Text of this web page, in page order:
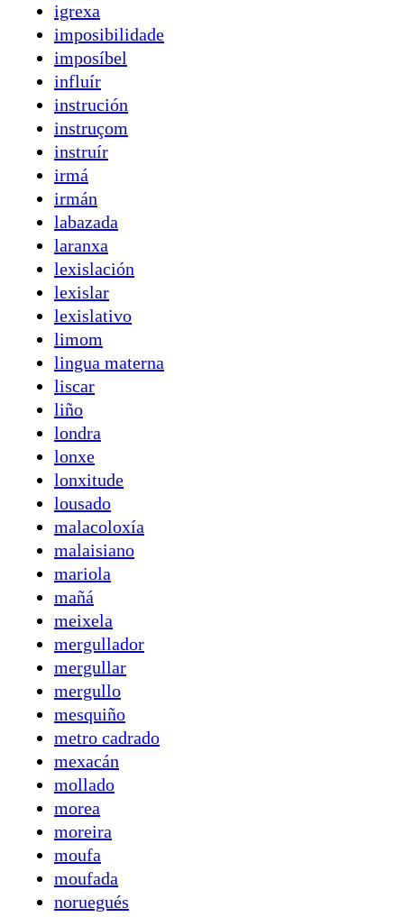
igrexa
imposibilidade
imposíbel
influír
instrución
instruçom
instruír
irmá
irmán
labazada
laranxa
lexislación
lexislar
lexislativo
limom
lingua materna
liscar
liño
londra
lonxe
lonxitude
lousado
malacoloxía
malaisiano
mariola
mañá
meixela
mergullador
mergullar
mergullo
mesquiño
metro cadrado
mexacán
mollado
morea
moreira
moufa
moufada
noruegués